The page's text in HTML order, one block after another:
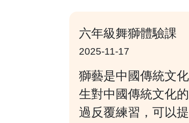
六年級舞獅體驗課
2025-11-17
獅藝是中國傳統文
生對中國傳統文化
過反覆練習，可以